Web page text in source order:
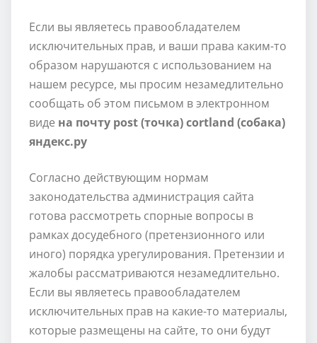
Если вы являетесь правообладателем
исключительных прав, и ваши права каким-то
образом нарушаются с использованием на
нашем ресурсе, мы просим незамедлительно
сообщать об этом письмом в электронном
виде на почту post (точка) cortland (собака)
яндекс.ру
Согласно действующим нормам
законодательства администрация сайта
готова рассмотреть спорные вопросы в
рамках досудебного (претензионного или
иного) порядка урегулирования. Претензии и
жалобы рассматриваются незамедлительно.
Если вы являетесь правообладателем
исключительных прав на какие-то материалы,
которые размещены на сайте, то они будут